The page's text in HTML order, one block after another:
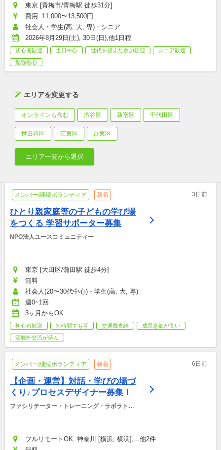
東京 [青梅市/青梅駅 徒歩31分]
費用: 11,000〜13,500円
社会人・学生(高, 大, 専)・シニア
2026年8月29日(土), 30日(日),他1日程
初心者歓迎 土日中心 世代を超えた参加歓迎
シニア歓迎
勉強熱心
エリアを変更する
オンラインも含む 渋谷区 新宿区 千代田区
世田谷区 江東区 台東区
エリア一覧から選択
メンバー/継続ボランティア 新着 3日前
ひとり親家庭等の子どもの学び場
をつくる 学習サポーター募集
NPO法人ユースコミュニティー
東京 [大田区/蒲田駅 徒歩4分]
無料
社会人(20〜30代中心)・学生(高, 大, 専)
週0~1回
3ヶ月からOK
初心者歓迎 短時間でも可 交通費支給
成長意欲が高い
活動外交流が盛ん
メンバー/継続ボランティア 新着 6日前
【企画・運営】対話・学びの場づ
くり♪プロセスデザイナー募集！
ファシリテーター・トレーニング・ラボラトリ
フルリモートOK, 神奈川 [横浜, 横浜],...他2件